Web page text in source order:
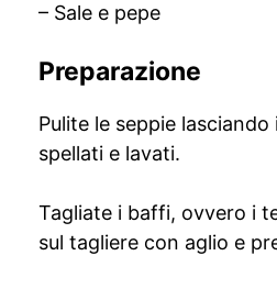
– Sale e pepe
Preparazione
Pulite le seppie
spellati e lavati.
Tagliate i baffi, ovvero i
sul tagliere con aglio e